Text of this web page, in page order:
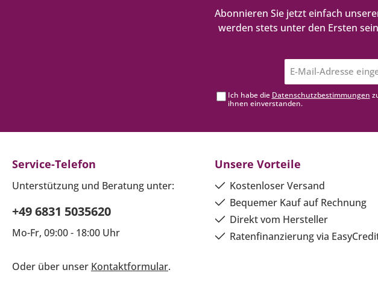
Abonnieren Sie jetzt einfach
werden stets unter den Ersten
Ich habe die Datenschutzbestimmungen
ihnen einverstanden.
Service-Telefon
Unterstützung und Beratung unter:
+49 6831 5035620
Mo-Fr, 09:00 - 18:00 Uhr
Oder über unser Kontaktformular.
Unsere Vorteile
Kostenloser Versand
Bequemer Kauf auf Rechnung
Direkt vom Hersteller
Ratenfinanzierung via